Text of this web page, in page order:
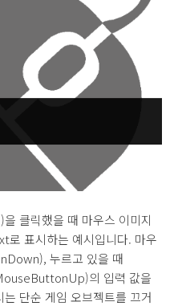
클릭했을 때 마우스 이미지
로 표시하는 예시입니다. 마우
), 누르고 있을 때
의 입력 값을
단순 게임 오브젝트를 끄거